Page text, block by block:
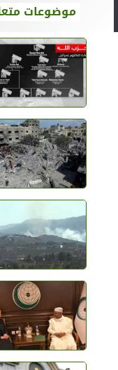
موضوعات